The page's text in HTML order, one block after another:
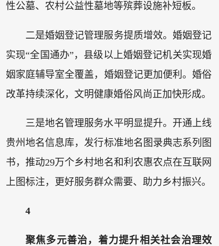
性公墓、农村公益性墓地等殡葬设施补短板。
二是婚姻登记管理服务提质增效。婚姻登记
实现“全国通办”，县级以上婚姻登记机关实现婚
姻家庭辅导室全覆盖，婚姻登记更加便利。婚俗
改革持续深化，文明健康婚俗风尚正加快形成。
三是地名管理服务水平明显提升。开通上线
贵州地名信息库，发行标准地名图录典志系列图
书，推动29万个乡村地名和利农惠农点在互联网
上图标注，更好服务群众需要、助力乡村振兴。
4
聚焦多元善治，着力提升相关社会治理效